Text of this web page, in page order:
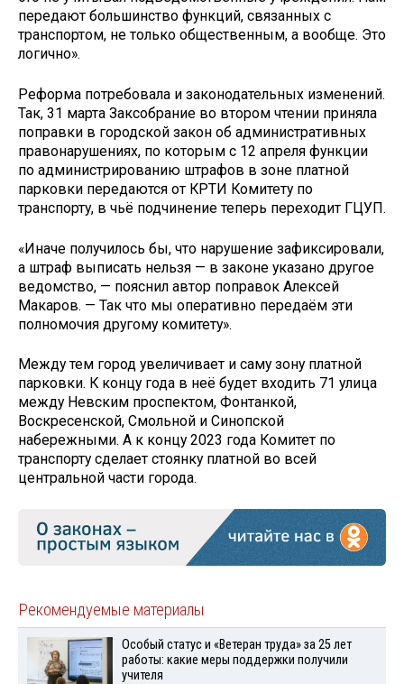
передают большинство функций, связанных с
транспортом, не только общественным, а вообще. Это
логично».
Реформа потребовала и законодательных изменений.
Так, 31 марта Заксобрание во втором чтении приняла
поправки в городской закон об административных
правонарушениях, по которым с 12 апреля функции
по администрированию штрафов в зоне платной
парковки передаются от КРТИ Комитету по
транспорту, в чьё подчинение теперь переходит ГЦУП.
«Иначе получилось бы, что нарушение зафиксировали,
а штраф выписать нельзя — в законе указано другое
ведомство, — пояснил автор поправок Алексей
Макаров. — Так что мы оперативно передаём эти
полномочия другому комитету».
Между тем город увеличивает и саму зону платной
парковки. К концу года в неё будет входить 71 улица
между Невским проспектом, Фонтанкой,
Воскресенской, Смольной и Синопской
набережными. А к концу 2023 года Комитет по
транспорту сделает стоянку платной во всей
центральной части города.
Рекомендуемые материалы
Особый статус и «Ветеран труда» за 25 лет
работы: какие меры поддержки получили
учителя